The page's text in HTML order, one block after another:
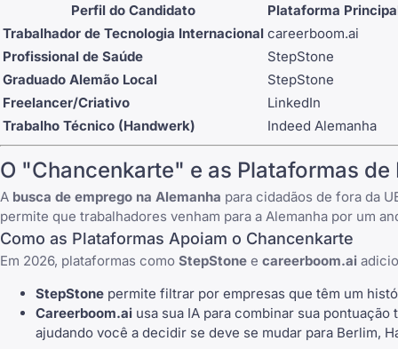
Perfil do Candidato
Plataforma
Trabalhador de Tecnologia Internacional careerboom.ai
Profissional de Saúde
StepStone
Graduado Alemão Local
StepStone
Freelancer/Criativo
LinkedIn
Trabalho Técnico (Handwerk)
Indeed Alemanha
O "Chancenkarte" e as Plataformas
A busca de emprego na Alemanha para cidadãos de fora da
permite que trabalhadores venham para a Alemanha por um
Como as Plataformas Apoiam o Chancenkarte
Em 2026, plataformas como StepStone e careerboom.ai
StepStone permite filtrar por empresas que têm um
Careerboom.ai usa sua IA para combinar sua
ajudando você a decidir se deve se mudar para Berlim,